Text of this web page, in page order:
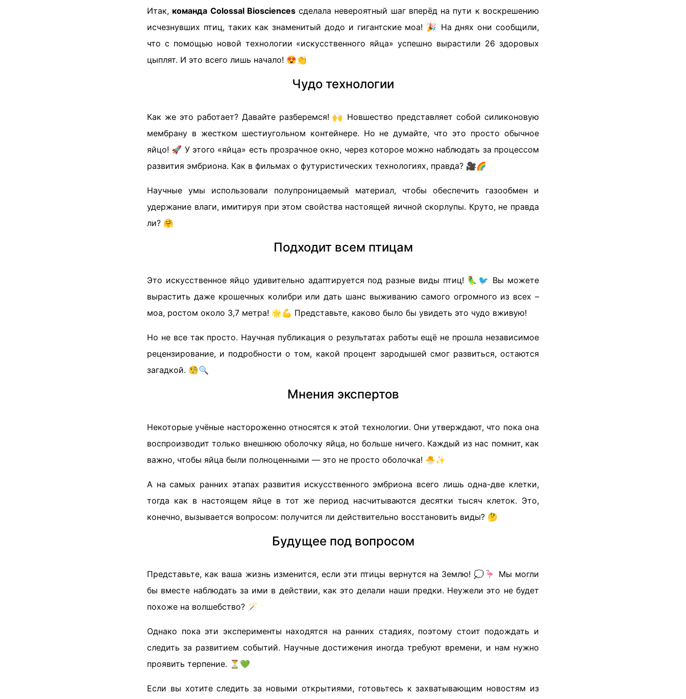
Итак, команда Colossal Biosciencesсделала невероятный шаг вперёд на пути к воскрешению
исчезнувших птиц, таких как знаменитый додо и гигантские моа! 🎉 На днях они сообщили,
что с помощью новой технологии «искусственного яйца» успешно вырастили 26 здоровых
цыплят. И это всего лишь начало! 😍👏
Чудо технологии
Как же это работает? Давайте разберемся! 🙌 Новшество представляет собой силиконовую
мембрану в жестком шестиугольном контейнере. Но не думайте, что это просто обычное
яйцо! 🚀 У этого «яйца» есть прозрачное окно, через которое можно наблюдать за процессом
развития эмбриона. Как в фильмах о футуристических технологиях, правда? 🎥🌈
Научные умы использовали полупроницаемый материал, чтобы обеспечить газообмен и
удержание влаги, имитируя при этом свойства настоящей яичной скорлупы. Круто, не правда
ли? 🤗
Подходит всем птицам
Это искусственное яйцо удивительно адаптируется под разные виды птиц! 🦜🐦 Вы можете
вырастить даже крошечных колибри или дать шанс выживанию самого огромного из всех –
моа, ростом около 3,7 метра! 🌟💪 Представьте, каково было бы увидеть это чудо вживую!
Но не все так просто. Научная публикация о результатах работы ещё не прошла независимое
рецензирование, и подробности о том, какой процент зародышей смог развиться, остаются
загадкой. 🧐🔍
Мнения экспертов
Некоторые учёные настороженно относятся к этой технологии. Они утверждают, что пока она
воспроизводит только внешнюю оболочку яйца, но больше ничего. Каждый из нас помнит, как
важно, чтобы яйца были полноценными — это не просто оболочка! 🐣✨
А на самых ранних этапах развития искусственного эмбриона всего лишь одна-две клетки,
тогда как в настоящем яйце в тот же период насчитываются десятки тысяч клеток. Это,
конечно, вызывается вопросом: получится ли действительно восстановить виды? 🤔
Будущее под вопросом
Представьте, как ваша жизнь изменится, если эти птицы вернутся на Землю! 💭🦩 Мы могли
бы вместе наблюдать за ими в действии, как это делали наши предки. Неужели это не будет
похоже на волшебство? 🪄
Однако пока эти эксперименты находятся на ранних стадиях, поэтому стоит подождать и
следить за развитием событий. Научные достижения иногда требуют времени, и нам нужно
проявить терпение. ⏳💚
Если вы хотите следить за новыми открытиями, готовьтесь к захватывающим новостям из